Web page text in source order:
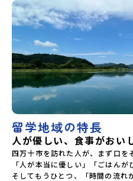
留学地域の特長
人が優しい、食事がおい
四万十市を訪れた人が、まず口をそ
「人が本当に優しい」「ごはんが
そしてもうひとつ、「時間の流